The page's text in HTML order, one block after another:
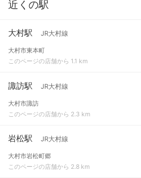
近くの駅
大村駅 JR大村線
大村市東本町
このページの店舗から 1.1 km
諏訪駅 JR大村線
大村市諏訪
このページの店舗から 2.3 km
岩松駅 JR大村線
大村市岩松町郷
このページの店舗から 2.8 km